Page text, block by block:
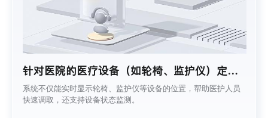
针对医院的医疗设备（如轮椅、监护仪）定
位，系统能否实时显示设备位置，还能提供设
备使用状态、续航提醒等功能吗？
系统不仅能实时显示轮椅、监护仪等设备的位置，帮助医护人员
快速调取，还支持设备状态监测。